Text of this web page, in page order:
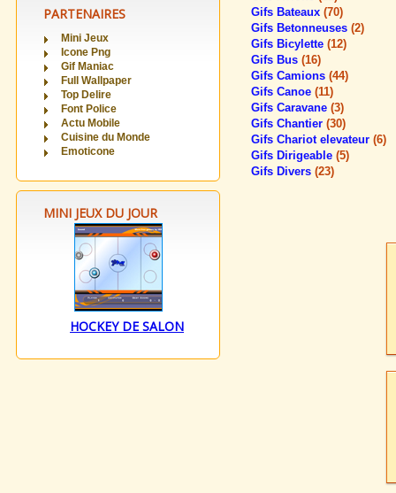
PARTENAIRES
Mini Jeux
Icone Png
Gif Maniac
Full Wallpaper
Top Delire
Font Police
Actu Mobile
Cuisine du Monde
Emoticone
MINI JEUX DU JOUR
HOCKEY DE SALON
Gifs Bateaux (70)
Gifs Betonneuses (2)
Gifs Bicylette (12)
Gifs Bus (16)
Gifs Camions (44)
Gifs Canoe (11)
Gifs Caravane (3)
Gifs Chantier (30)
Gifs Chariot elevateur (6)
Gifs Dirigeable (5)
Gifs Divers (23)